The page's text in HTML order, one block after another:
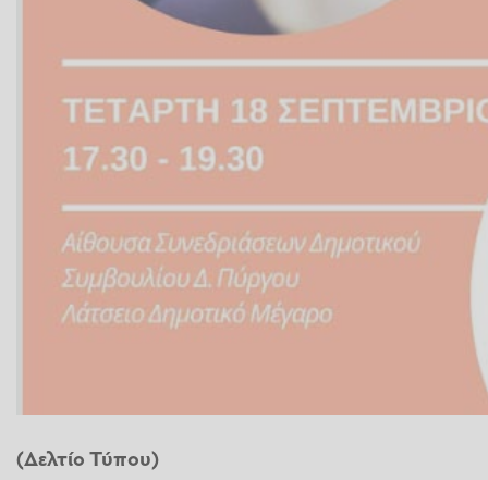
(Δελτίο Τύπου)